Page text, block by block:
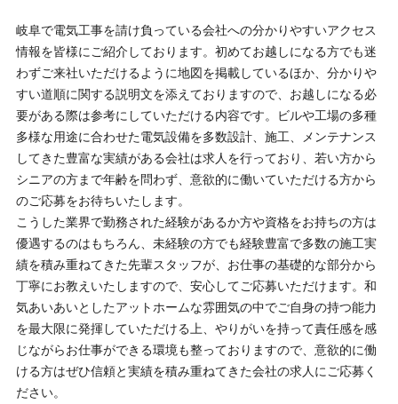
岐阜で電気工事を請け負っている会社への分かりやすいアクセス
情報を皆様にご紹介しております。初めてお越しになる方でも迷
わずご来社いただけるように地図を掲載しているほか、分かりや
すい道順に関する説明文を添えておりますので、お越しになる必
要がある際は参考にしていただける内容です。ビルや工場の多種
多様な用途に合わせた電気設備を多数設計、施工、メンテナンス
してきた豊富な実績がある会社は求人を行っており、若い方から
シニアの方まで年齢を問わず、意欲的に働いていただける方から
のご応募をお待ちいたします。
こうした業界で勤務された経験があるか方や資格をお持ちの方は
優遇するのはもちろん、未経験の方でも経験豊富で多数の施工実
績を積み重ねてきた先輩スタッフが、お仕事の基礎的な部分から
丁寧にお教えいたしますので、安心してご応募いただけます。和
気あいあいとしたアットホームな雰囲気の中でご自身の持つ能力
を最大限に発揮していただける上、やりがいを持って責任感を感
じながらお仕事ができる環境も整っておりますので、意欲的に働
ける方はぜひ信頼と実績を積み重ねてきた会社の求人にご応募く
ださい。